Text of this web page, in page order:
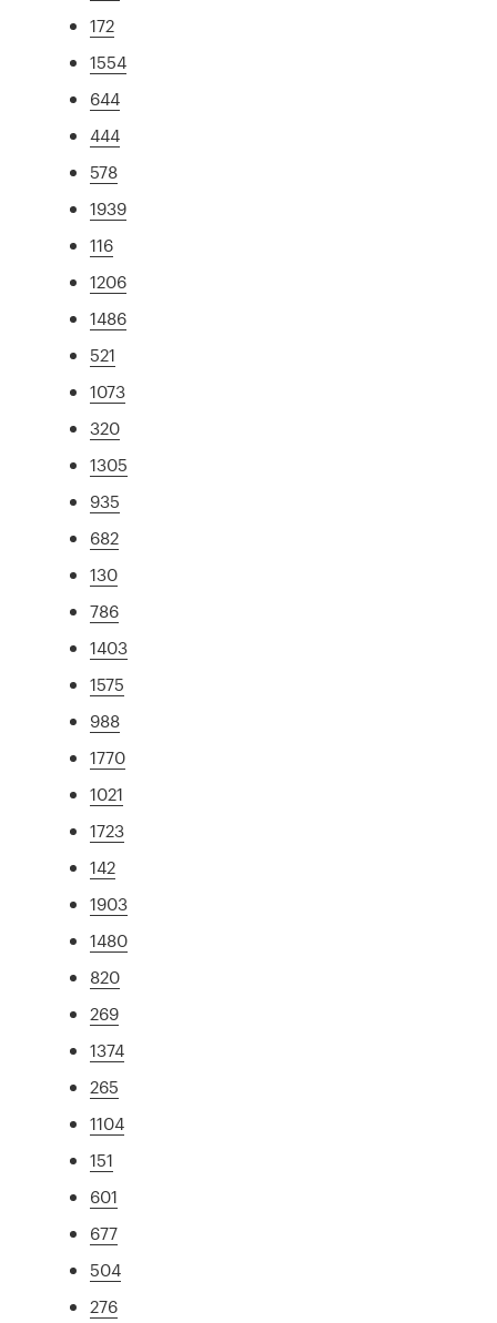
172
1554
644
444
578
1939
116
1206
1486
521
1073
320
1305
935
682
130
786
1403
1575
988
1770
1021
1723
142
1903
1480
820
269
1374
265
1104
151
601
677
504
276